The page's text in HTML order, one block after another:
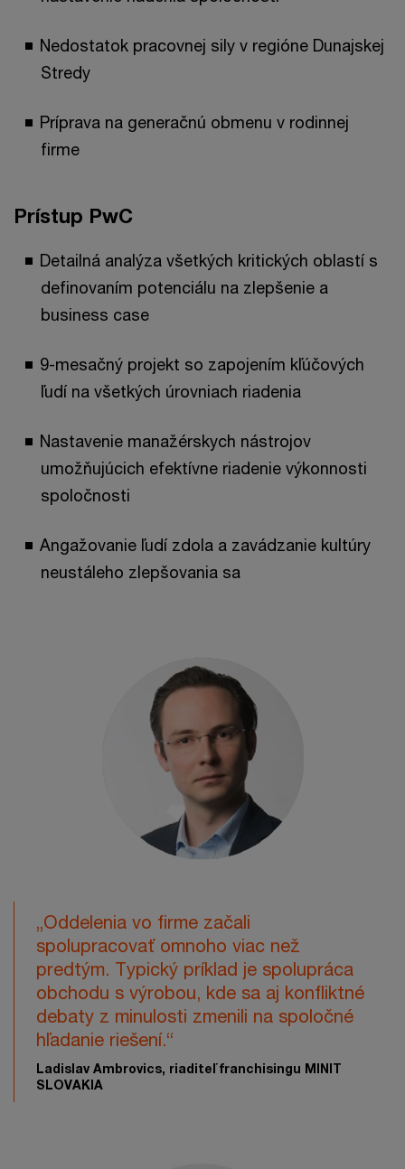
Nedostatok pracovnej sily v regióne Dunajskej
Stredy
Príprava na generačnú obmenu v rodinnej
firme
Prístup PwC
Detailná analýza všetkých kritických oblastí s
definovaním potenciálu na zlepšenie a
business case
9-mesačný projekt so zapojením kľúčových
ľudí na všetkých úrovniach riadenia
Nastavenie manažérskych nástrojov
umožňujúcich efektívne riadenie výkonnosti
spoločnosti
Angažovanie ľudí zdola a zavádzanie kultúry
neustáleho zlepšovania sa
„Oddelenia vo firme začali
spolupracovať omnoho viac než
predtým. Typický príklad je spolupráca
obchodu s výrobou, kde sa aj konfliktné
debaty z minulosti zmenili na spoločné
hľadanie riešení.“
Ladislav Ambrovics, riaditeľ franchisingu MINIT
SLOVAKIA